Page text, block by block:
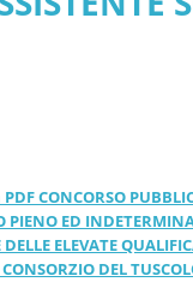
DA
CONCORSO
PIENO ED
ELEVATE
DEL